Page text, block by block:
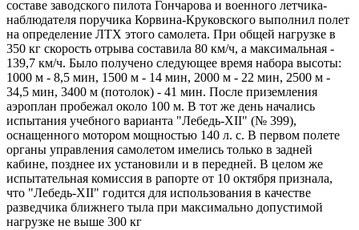
составе заводского пилота Гончарова и военного летчика-
наблюдателя поручика Корвина-Круковского выполнил полет
на определение ЛТХ этого самолета. При общей нагрузке в
350 кг скорость отрыва составила 80 км/ч, а максимальная -
139,7 км/ч. Было получено следующее время набора высоты:
1000 м - 8,5 мин, 1500 м - 14 мин, 2000 м - 22 мин, 2500 м -
34,5 мин, 3400 м (потолок) - 41 мин. После приземления
аэроплан пробежал около 100 м. В тот же день начались
испытания учебного варианта "Лебедь-ХII" (№ 399),
оснащенного мотором мощностью 140 л. с. В первом полете
органы управления самолетом имелись только в задней
кабине, позднее их установили и в передней. В целом же
испытательная комиссия в рапорте от 10 октября признала,
что "Лебедь-ХII" годится для использования в качестве
разведчика ближнего тыла при максимально допустимой
нагрузке не выше 300 кг